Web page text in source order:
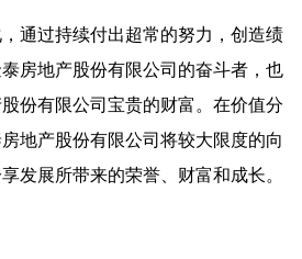
通过持续付出超常的努力，创造绩
房地产股份有限公司的奋斗者，也
份有限公司宝贵的财富。在价值分
地产股份有限公司将较大限度的向
发展所带来的荣誉、财富和成长。